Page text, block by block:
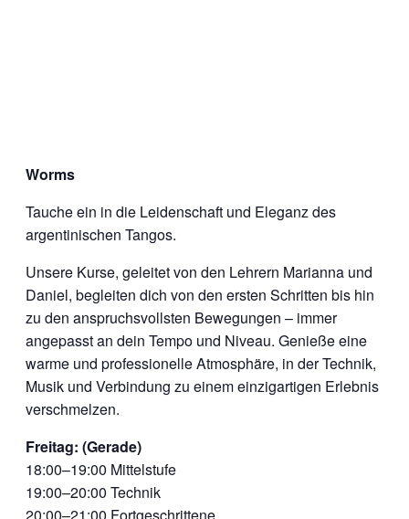
Worms
Tauche ein in die Leidenschaft und Eleganz des
argentinischen Tangos.
Unsere Kurse, geleitet von den Lehrern Marianna und
Daniel, begleiten dich von den ersten Schritten bis hin
zu den anspruchsvollsten Bewegungen – immer
angepasst an dein Tempo und Niveau. Genieße eine
warme und professionelle Atmosphäre, in der Technik,
Musik und Verbindung zu einem einzigartigen Erlebnis
verschmelzen.
Freitag: (Gerade)
18:00–19:00 Mittelstufe
19:00–20:00 Technik